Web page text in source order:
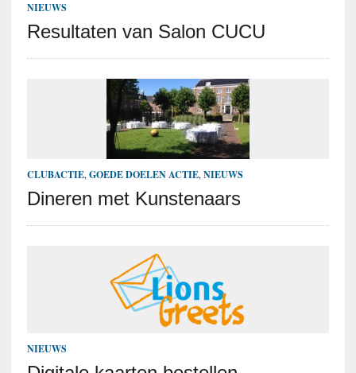
NIEUWS
Resultaten van Salon CUCU
CLUBACTIE, GOEDE DOELEN ACTIE, NIEUWS
Dineren met Kunstenaars
NIEUWS